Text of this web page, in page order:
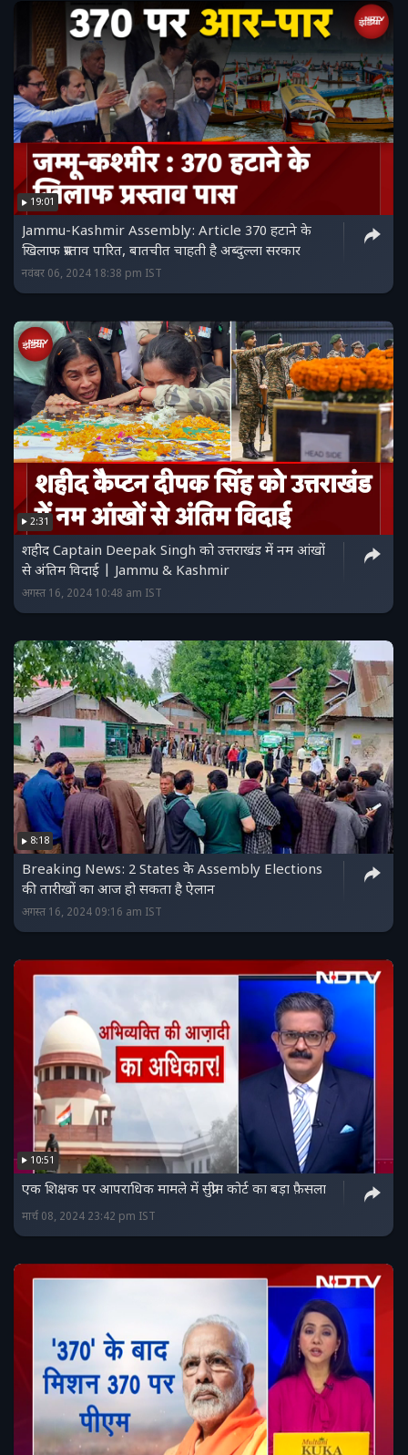
19:01
Jammu-Kashmir Assembly: Article 370 हटाने के
खिलाफ प्रस्ताव पारित, बातचीत चाहती है अब्दुल्ला सरकार
नवंबर 06, 2024 18:38 pm IST
2:31
शहीद Captain Deepak Singh को उत्तराखंड में नम आंखों
से अंतिम विदाई | Jammu & Kashmir
अगस्त 16, 2024 10:48 am IST
8:18
Breaking News: 2 States के Assembly Elections
की तारीखों का आज हो सकता है ऐलान
अगस्त 16, 2024 09:16 am IST
10:51
एक शिक्षक पर आपराधिक मामले में सुप्रीम कोर्ट का बड़ा फ़ैसला
मार्च 08, 2024 23:42 pm IST